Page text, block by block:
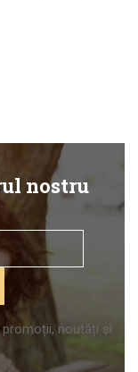
nostru
noutăți și